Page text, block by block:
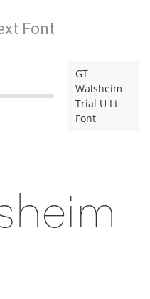
Font
GT
Walsheim
Trial U Lt
Font